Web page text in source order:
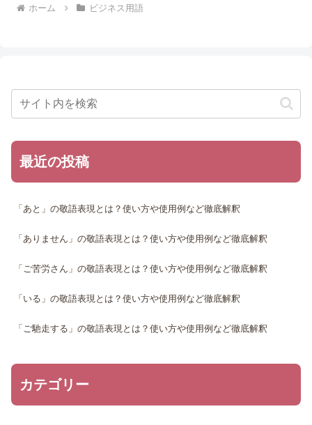
ホーム ビジネス用語
最近の投稿
「あと」の敬語表現とは？使い方や使用例など徹底解釈
「ありません」の敬語表現とは？使い方や使用例など徹底解釈
「ご苦労さん」の敬語表現とは？使い方や使用例など徹底解釈
「いる」の敬語表現とは？使い方や使用例など徹底解釈
「ご馳走する」の敬語表現とは？使い方や使用例など徹底解釈
カテゴリー